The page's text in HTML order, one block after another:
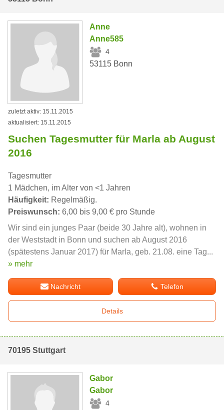
Anne
Anne585
4
53115 Bonn
zuletzt aktiv: 15.11.2015
aktualisiert: 15.11.2015
Suchen Tagesmutter für Marla ab August
2016
Tagesmutter
1 Mädchen, im Alter von <1 Jahren
Häufigkeit: Regelmäßig.
Preiswunsch: 6,00 bis 9,00 € pro Stunde
Wir sind ein junges Paar (beide 30 Jahre alt), wohnen in
der Weststadt in Bonn und suchen ab August 2016
(spätestens Januar 2017) für Marla, geb. 21.08. eine Tag...
» mehr
Nachricht Telefon
Details
70195 Stuttgart
Gabor
Gabor
4